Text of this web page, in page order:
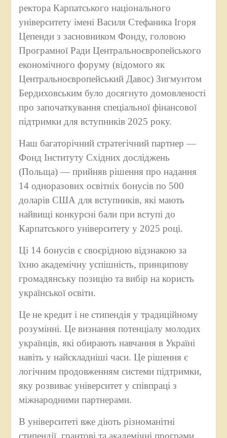
ректора Карпатського національного
університету імені Василя Стефаника Ігоря
Цепенди з засновником Фонду, головою
Програмної Ради Центральноєвропейського
економічного форуму (відомого як
Центральноєвропейський Давос) Зигмунтом
Бердиховським було досягнуто домовленості
про започаткування спеціальної фінансової
підтримки для вступників 2025 року.
Наш багаторічний стратегічний партнер —
Фонд Інституту Східних досліджень
(Польща) — прийняв рішення про надання
14 одноразових освітніх бонусів по 500
доларів США для вступників, які мають
найвищі конкурсні бали при вступі до
Карпатського університету у 2025 році.
Ці 14 бонусів є своєрідною відзнакою за
їхню академічну успішність, принципову
громадянську позицію та вибір на користь
української освіти.
Це не кредит і не стипендія у традиційному
розумінні. Це визнання потенціалу молодих
українців, які обирають навчання в Україні
навіть у найскладніші часи. Це рішення є
логічним продовженням системи підтримки,
яку розвиває університет у співпраці з
міжнародними партнерами.
В університеті вже діють різноманітні
стипендії, грантові та академічні програми,